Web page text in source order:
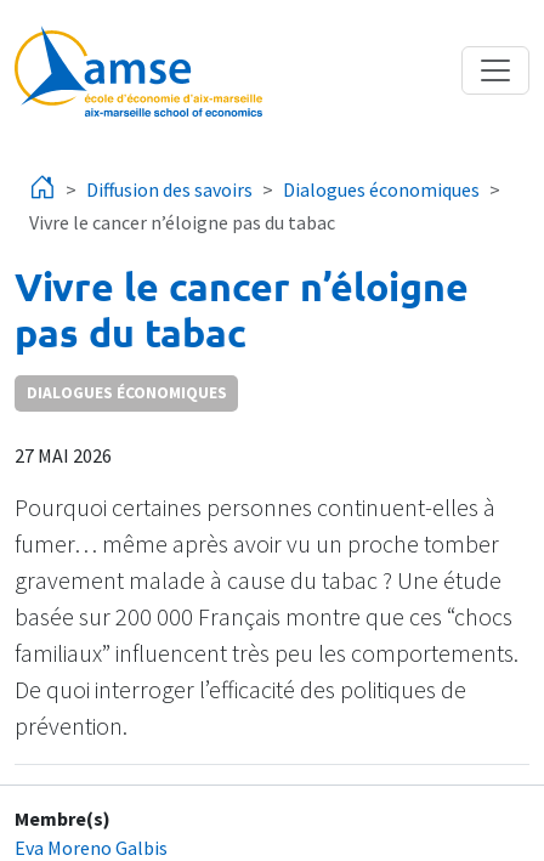
Diffusion des savoirs
Dialogues économiques
Vivre le cancer n’éloigne pas du tabac
Vivre le cancer n’éloigne
pas du tabac
DIALOGUES ÉCONOMIQUES
27 MAI 2026
Pourquoi certaines personnes continuent-elles à
fumer… même après avoir vu un proche tomber
gravement malade à cause du tabac ? Une étude
basée sur 200 000 Français montre que ces “chocs
familiaux” influencent très peu les comportements.
De quoi interroger l’efficacité des politiques de
prévention.
Membre(s)
Eva Moreno Galbis